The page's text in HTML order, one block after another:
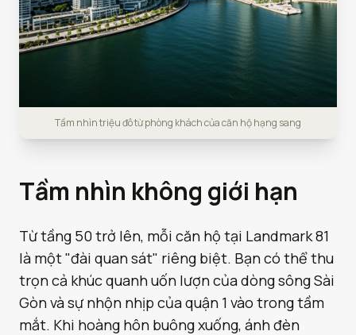
Tầm nhìn triệu đô từ phòng khách của căn hộ hạng sang
Tầm nhìn không giới hạn
Từ tầng 50 trở lên, mỗi căn hộ tại Landmark 81
là một "đài quan sát" riêng biệt. Bạn có thể thu
trọn cả khúc quanh uốn lượn của dòng sông Sài
Gòn và sự nhộn nhịp của quận 1 vào trong tầm
mắt. Khi hoàng hôn buông xuống, ánh đèn